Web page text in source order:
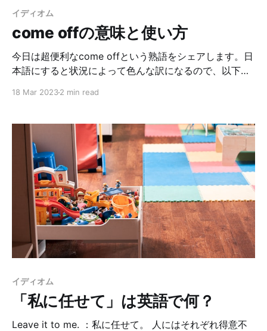
に詰まって息ができない訳ではないんです。 Someone
is cong
イディオム
come offの意味と使い方
今日は超便利なcome offという熟語をシェアします。日
本語にすると状況によって色んな訳になるので、以下の
れて来る」と覚えておきましょう！ここさえ押さえてお
けば、簡単に使えるよ😉 では例文をいくつか。参考にし
てみてね〜！ My shoes came off when I was running.
走っている最中に、靴が脱げた。 That sticker is
coming off. あのシール、取れかかってるね。 Your
mascara is coming off. マスカラ、落ちかけてるよ。
（取れかかってるよ。） My daughter scribbled
18 Mar 20232 min read
イディオム
「私に任せて」は英語で何？
Leave it to me. ：私に任せて。 人にはそれぞれ得意不